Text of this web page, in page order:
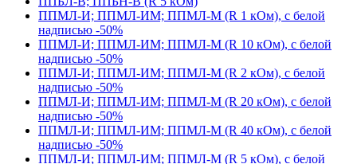
ППМЛ-И; ППМЛ-ИМ; ППМЛ-М (R 1 кОм), с белой
надписью -50%
ППМЛ-И; ППМЛ-ИМ; ППМЛ-М (R 10 кОм), с белой
надписью -50%
ППМЛ-И; ППМЛ-ИМ; ППМЛ-М (R 2 кОм), с белой
надписью -50%
ППМЛ-И; ППМЛ-ИМ; ППМЛ-М (R 20 кОм), с белой
надписью -50%
ППМЛ-И; ППМЛ-ИМ; ППМЛ-М (R 40 кОм), с белой
надписью -50%
ППМЛ-И; ППМЛ-ИМ; ППМЛ-М (R 5 кОм), с белой